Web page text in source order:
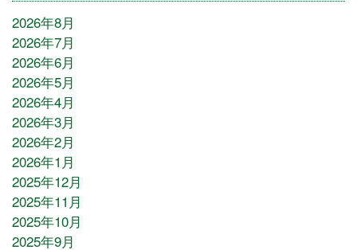
2026年8月
2026年7月
2026年6月
2026年5月
2026年4月
2026年3月
2026年2月
2026年1月
2025年12月
2025年11月
2025年10月
2025年9月